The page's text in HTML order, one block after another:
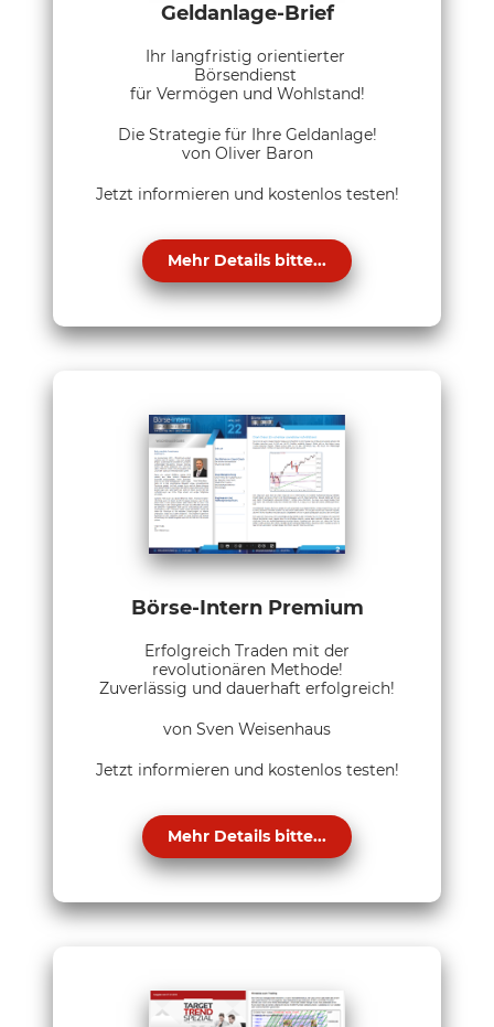
Geldanlage-Brief
Ihr langfristig orientierter
Börsendienst
für Vermögen und Wohlstand!
Die Strategie für Ihre Geldanlage!
von Oliver Baron
Jetzt informieren und kostenlos testen!
Mehr Details bitte...
Börse-Intern Premium
Erfolgreich Traden mit der
revolutionären Methode!
Zuverlässig und dauerhaft erfolgreich!
von Sven Weisenhaus
Jetzt informieren und kostenlos testen!
Mehr Details bitte...